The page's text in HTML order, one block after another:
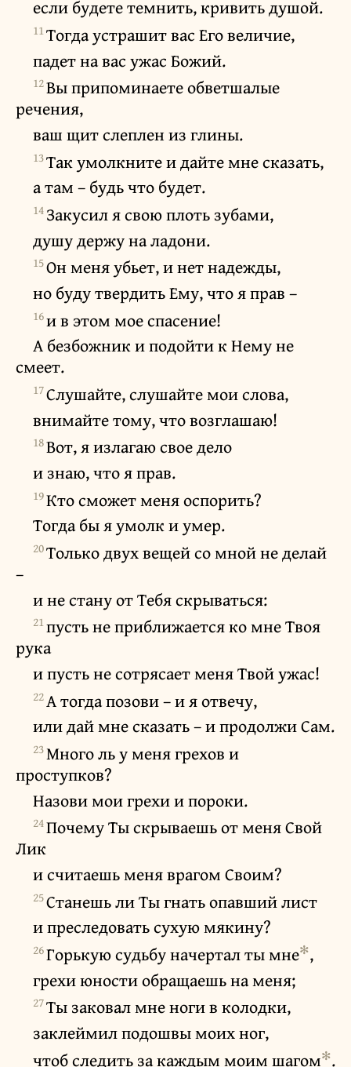
если будете темнить, кривить душой.
11Тогда устрашит вас Его величие,
падет на вас ужас Божий.
12Вы припоминаете обветшалые
речения,
ваш щит слеплен из глины.
13Так умолкните и дайте мне сказать,
а там – будь что будет.
14Закусил я свою плоть зубами,
душу держу на ладони.
15Он меня убьет, и нет надежды,
но буду твердить Ему, что я прав –
16и в этом мое спасение!
А безбожник и подойти к Нему не
смеет.
17Слушайте, слушайте мои слова,
внимайте тому, что возглашаю!
18Вот, я излагаю свое дело
и знаю, что я прав.
19Кто сможет меня оспорить?
Тогда бы я умолк и умер.
20Только двух вещей со мной не делай
–
и не стану от Тебя скрываться:
21пусть не приближается ко мне Твоя
рука
и пусть не сотрясает меня Твой ужас!
22А тогда позови – и я отвечу,
или дай мне сказать – и продолжи Сам.
23Много ль у меня грехов и
проступков?
Назови мои грехи и пороки.
24Почему Ты скрываешь от меня Свой
Лик
и считаешь меня врагом Своим?
25Станешь ли Ты гнать опавший лист
и преследовать сухую мякину?
26Горькую судьбу начертал ты мне✻,
грехи юности обращаешь на меня;
27Ты заковал мне ноги в колодки,
заклеймил подошвы моих ног,
чтоб следить за каждым моим шагом✻.